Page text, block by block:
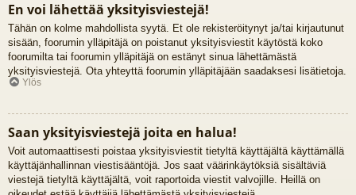
En voi lähettää yksityisviestejä!
Tähän on kolme mahdollista syytä. Et ole rekisteröitynyt ja/tai kirjautunut
sisään, foorumin ylläpitäjä on poistanut yksityisviestit käytöstä koko
foorumilta tai foorumin ylläpitäjä on estänyt sinua lähettämästä
yksityisviestejä. Ota yhteyttä foorumin ylläpitäjään saadaksesi lisätietoja.
Ylös
Saan yksityisviestejä joita en halua!
Voit automaattisesti poistaa yksityisviestit tietyltä käyttäjältä käyttämällä
käyttäjänhallinnan viestisääntöjä. Jos saat väärinkäytöksiä sisältäviä
viestejä tietyltä käyttäjältä, voit raportoida viestit valvojille. Heillä on